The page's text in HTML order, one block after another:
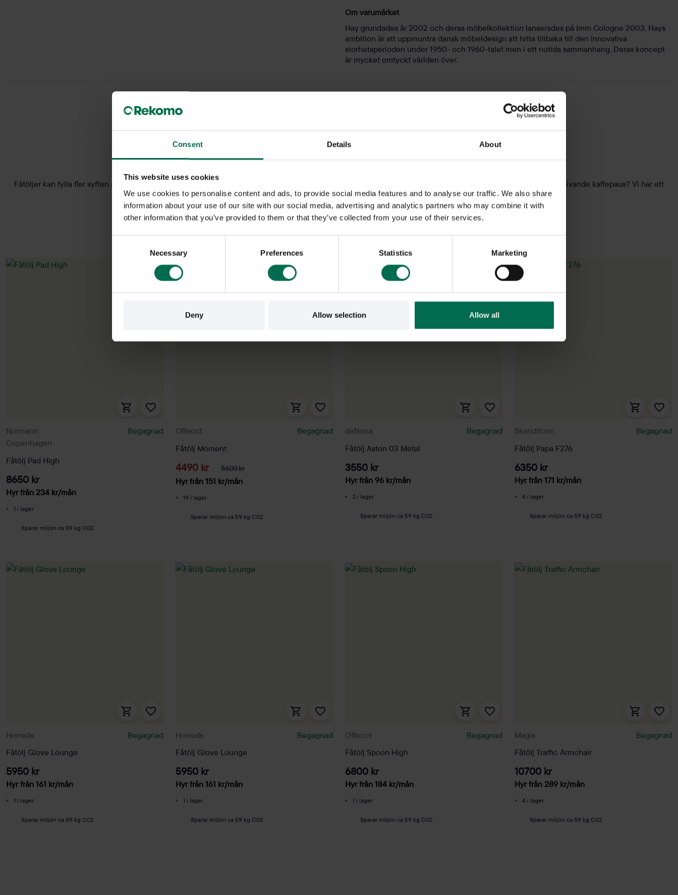
Consent Details About
This website uses cookies
We use cookies to personalise content and ads, to provide social media features and to analyse our traffic. We also share
information about your use of our site with our social media, advertising and analytics partners who may combine it with
other information that you’ve provided to them or that they’ve collected from your use of their services.
Necessary Preferences Statistics Marketing
Deny Allow selection Allow all
Om varumärket
Hay grundades år 2002 och deras möbelkollektion lanserades på Imm Cologne 2003. Hays
ambition är att uppmuntra dansk möbeldesign att hitta tillbaka till den innovativa
storhetsperioden under 1950- och 1960-talet men i ett nutida sammanhang. Deras koncept
är mycket omtyckt världen över.
Fåtöljer
Fåtöljer kan fylla fler syften än bara skön avkoppling. Varför inte en snygg grupp med ett bord där man kan hålla spontana möten? Eller en plats för en energigivande kaffepaus? Vi har ett
stort utbud av begagnade och nya fåtöljer för entré, lounge eller mötesrum.
Normann
Copenhagen
Begagnad
Fåtölj Pad High
8650 kr
Hyr från 234 kr/mån
1 i lager
Sparar miljön ca 59 kg C02
Offecct
Begagnad
Fåtölj Moment
4490 kr 5600 kr
Hyr från 151 kr/mån
19 i lager
Sparar miljön ca 59 kg C02
deNona
Begagnad
Fåtölj Aston 03 Metal
3550 kr
Hyr från 96 kr/mån
2 i lager
Sparar miljön ca 59 kg C02
Skandiform
Begagnad
Fåtölj Papa F276
6350 kr
Hyr från 171 kr/mån
4 i lager
Sparar miljön ca 59 kg C02
Horreds
Begagnad
Fåtölj Glove Lounge
5950 kr
Hyr från 161 kr/mån
1 i lager
Sparar miljön ca 59 kg C02
Horreds
Begagnad
Fåtölj Glove Lounge
5950 kr
Hyr från 161 kr/mån
1 i lager
Sparar miljön ca 59 kg C02
Offecct
Begagnad
Fåtölj Spoon High
6800 kr
Hyr från 184 kr/mån
1 i lager
Sparar miljön ca 59 kg C02
Magis
Begagnad
Fåtölj Traffic Armchair
10700 kr
Hyr från 289 kr/mån
4 i lager
Sparar miljön ca 59 kg C02